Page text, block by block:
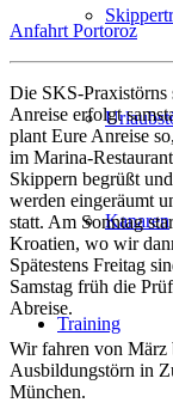
Kanaren
Training
Anfahrt Portoroz
Die SKS-Praxistörns
Anreise erfolgt
plant Eure Anreise
im Marina-
Skippern begrüßt
werden eingeräumt
statt. Am Sonntag
Kroatien, wo wir
Spätestens Freitag
Samstag früh die
Abreise.
Wir fahren von März
Ausbildungstörn in
München.